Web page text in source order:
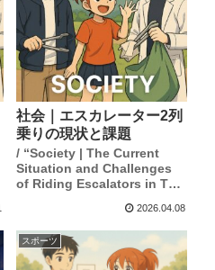
社会｜エスカレーター2列
乗りの現状と課題
/ “Society | The Current
Situation and Challenges
of Riding Escalators in Two
2026.04.08
スポーツ